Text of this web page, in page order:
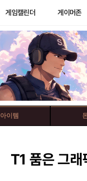
게임캘린더 게이머존
아이템
T1 품은 그